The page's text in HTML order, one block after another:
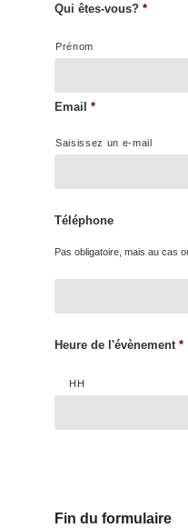
Qui êtes-vous? *
Prénom
Email *
Saisissez un e-mail
Téléphone
Pas obligatoire, mais au cas
Heure de l'évènement *
HH
Fin du formulaire